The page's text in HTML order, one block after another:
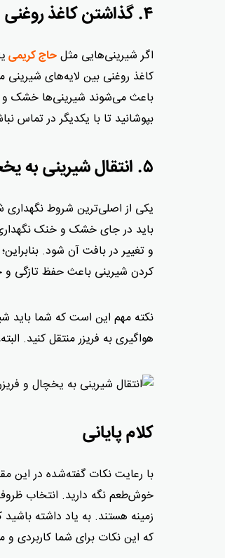
۴. گذاشتن کاغذ روغنی
اگر شیرینی‌هایی مثل حاج کریمی
کاغذ روغنی بین لایه‌های
باعث می‌شوند شیرینی‌ها خشک و
بپوشانید تا با یکدیگر در تماس
۵. انتقال شیرینی به یخچال و فریزر
یکی از اصلی‌ترین شروط
باید در جای خشک و خنک
و تغییر در بافت آن شود.
کردن شیرینی باعث حفظ تازگی
نکته مهم این است که شما باید
هواگیری به فریزر منتقل کنید.
کلام پایانی
با رعایت نکات گفته‌شده در این
خوش‌طعم نگه دارید. انتخاب
زمینه هستند. به یاد داشته
که این نکات برای شما کاربردی و